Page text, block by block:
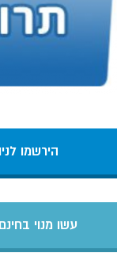
הירשמו
עשו מנוי